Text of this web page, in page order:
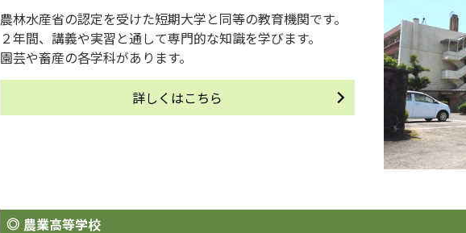
農林水産省の認定を受けた短期大学と同等の教育機関です。
２年間、講義や実習と通して専門的な知識を学びます。
園芸や畜産の各学科があります。
詳しくはこちら
農業高等学校